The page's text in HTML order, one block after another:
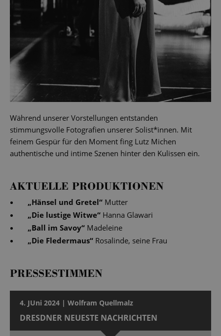
Während unserer Vorstellungen entstanden
stimmungsvolle Fotografien unserer Solist*innen. Mit
feinem Gespür für den Moment fing Lutz Michen
authentische und intime Szenen hinter den Kulissen ein.
AKTUELLE PRODUKTIONEN
„Hänsel und Gretel“ Mutter
„Die lustige Witwe“ Hanna Glawari
„Ball im Savoy“ Madeleine
„Die Fledermaus“ Rosalinde, seine Frau
PRESSESTIMMEN
4. JUni 2024 | Wolfram Quellmalz
DRESDNER NEUESTE NACHRICHTEN